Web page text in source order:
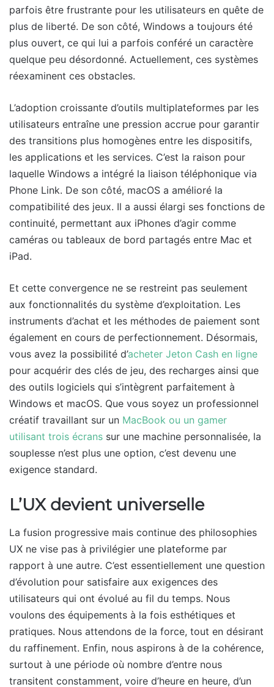
parfois être frustrante pour les utilisateurs en quête de
plus de liberté. De son côté, Windows a toujours été
plus ouvert, ce qui lui a parfois conféré un caractère
quelque peu désordonné. Actuellement, ces systèmes
réexaminent ces obstacles.
L’adoption croissante d’outils multiplateformes par les
utilisateurs entraîne une pression accrue pour garantir
des transitions plus homogènes entre les dispositifs,
les applications et les services. C’est la raison pour
laquelle Windows a intégré la liaison téléphonique via
Phone Link. De son côté, macOS a amélioré la
compatibilité des jeux. Il a aussi élargi ses fonctions de
continuité, permettant aux iPhones d’agir comme
caméras ou tableaux de bord partagés entre Mac et
iPad.
Et cette convergence ne se restreint pas seulement
aux fonctionnalités du système d’exploitation. Les
instruments d’achat et les méthodes de paiement sont
également en cours de perfectionnement. Désormais,
vous avez la possibilité d’acheter Jeton Cash en ligne
pour acquérir des clés de jeu, des recharges ainsi que
des outils logiciels qui s’intègrent parfaitement à
Windows et macOS. Que vous soyez un professionnel
créatif travaillant sur un MacBook ou un gamer
utilisant trois écrans sur une machine personnalisée, la
souplesse n’est plus une option, c’est devenu une
exigence standard.
L’UX devient universelle
La fusion progressive mais continue des philosophies
UX ne vise pas à privilégier une plateforme par
rapport à une autre. C’est essentiellement une question
d’évolution pour satisfaire aux exigences des
utilisateurs qui ont évolué au fil du temps. Nous
voulons des équipements à la fois esthétiques et
pratiques. Nous attendons de la force, tout en désirant
du raffinement. Enfin, nous aspirons à de la cohérence,
surtout à une période où nombre d’entre nous
transitent constamment, voire d’heure en heure, d’un